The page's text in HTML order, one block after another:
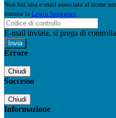
Non hai una e-mail associata al nome
tramite la Login Spaggiari
E-mail inviata, si prega di
Errore
Chiudi
Successo
Chiudi
Informazione